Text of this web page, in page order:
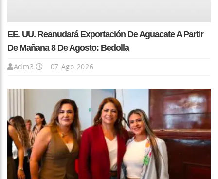
EE. UU. Reanudará Exportación De Aguacate A Partir
De Mañana 8 De Agosto: Bedolla
Adm3 07 Ago 2026